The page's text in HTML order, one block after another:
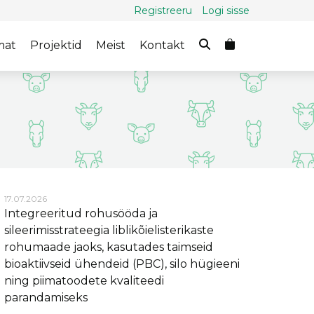
Registreeru Logi sisse
Projektid Meist Kontakt
17.07.2026
Integreeritud rohusööda ja
sileerimisstrateegia liblikõielisterikaste
rohumaade jaoks, kasutades taimseid
bioaktiivseid ühendeid (PBC), silo hügieeni
ning piimatoodete kvaliteedi
parandamiseks